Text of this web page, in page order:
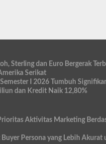
Sterling dan Euro Bergerak
Serikat
I 2026 Tumbuh
dan Kredit Naik 12,80%
Aktivitas Marketing
Persona yang Lebih Akurat